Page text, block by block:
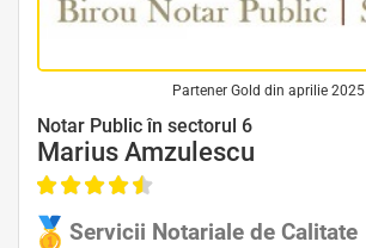
Partener Gold din aprilie 2025
Notar Public în sectorul 6
Marius Amzulescu
Servicii Notariale de Calitate